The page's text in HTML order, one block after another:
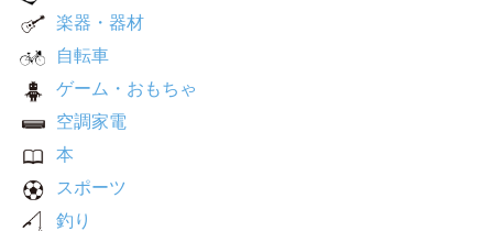
楽器・器材
自転車
ゲーム・おもちゃ
空調家電
本
スポーツ
釣り